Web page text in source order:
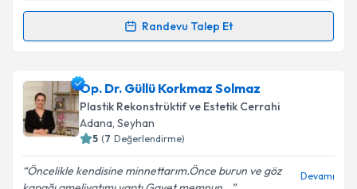
kapsamda işlenmesini kabul ediyorum.
Randevu Talep Et
Randevu Takvimi Talebi
Uzm. Dr. Sabiha Gezgineriçin randevu takvimi
talebi oluşturun. Size bu uzmandan randevu almanız
için bir takvim hazırlandığında e-posta ile
bilgilendireceğiz.
E-posta Adresiniz
Op. Dr. Güllü Korkmaz Solmaz
Plastik Rekonstrüktif ve Estetik Cerrahi
Adana, Seyhan
5 (7 Değerlendirme)
Öncelikle kendisine minnettarım.Önce burun ve göz
Devamı